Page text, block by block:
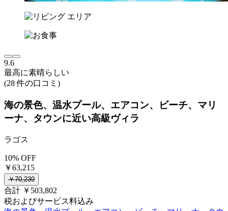
9.6
最高に素晴らしい
(28 件の口コミ)
海の景色、温水プール、エアコン、ビーチ、マリ
ーナ、タウンに近い高級ヴィラ
ラゴス
10% OFF
￥63,215
￥70,239
合計 ￥503,802
税およびサービス料込み